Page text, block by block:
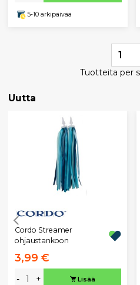
5-10 arkipäivää
1
Tuotteita per
Uutta
Cordo Streamer
ohjaustankoon
3,99 €
- + Lisää